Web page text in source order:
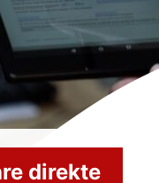
direkte